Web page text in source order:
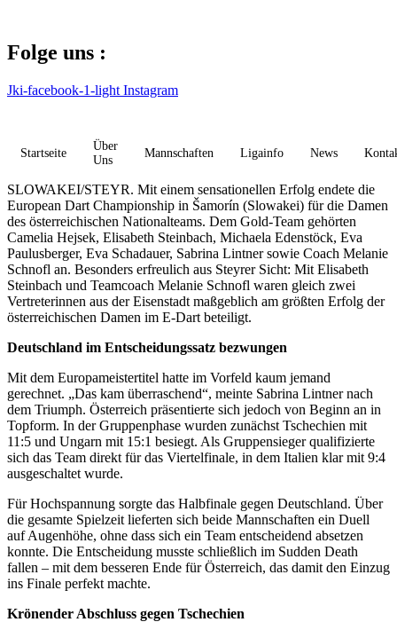
springen
Folge uns :
Jki-facebook-1-light Instagram
Startseite
Über
Uns
Mannschaften Ligainfo News
SLOWAKEI/STEYR. Mit einem sensationellen Erfolg endete die
European Dart Championship in Šamorín (Slowakei) für die Damen
des österreichischen Nationalteams. Dem Gold-Team gehörten
Camelia Hejsek, Elisabeth Steinbach, Michaela Edenstöck, Eva
Paulusberger, Eva Schadauer, Sabrina Lintner sowie Coach Melanie
Schnofl an. Besonders erfreulich aus Steyrer Sicht: Mit Elisabeth
Steinbach und Teamcoach Melanie Schnofl waren gleich zwei
Vertreterinnen aus der Eisenstadt maßgeblich am größten Erfolg der
österreichischen Damen im E-Dart beteiligt.
Deutschland im Entscheidungssatz bezwungen
Mit dem Europameistertitel hatte im Vorfeld kaum jemand
gerechnet. „Das kam überraschend“, meinte Sabrina Lintner nach
dem Triumph. Österreich präsentierte sich jedoch von Beginn an in
Topform. In der Gruppenphase wurden zunächst Tschechien mit
11:5 und Ungarn mit 15:1 besiegt. Als Gruppensieger qualifizierte
sich das Team direkt für das Viertelfinale, in dem Italien klar mit 9:4
ausgeschaltet wurde.
Für Hochspannung sorgte das Halbfinale gegen Deutschland. Über
die gesamte Spielzeit lieferten sich beide Mannschaften ein Duell
auf Augenhöhe, ohne dass sich ein Team entscheidend absetzen
konnte. Die Entscheidung musste schließlich im Sudden Death
fallen – mit dem besseren Ende für Österreich, das damit den Einzug
ins Finale perfekt machte.
Krönender Abschluss gegen Tschechien